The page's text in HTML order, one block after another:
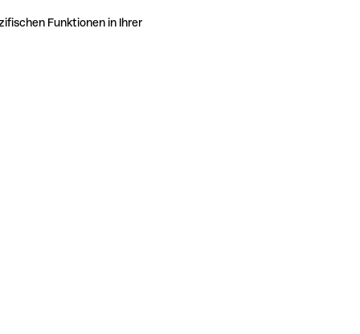
Funktionen in Ihrer